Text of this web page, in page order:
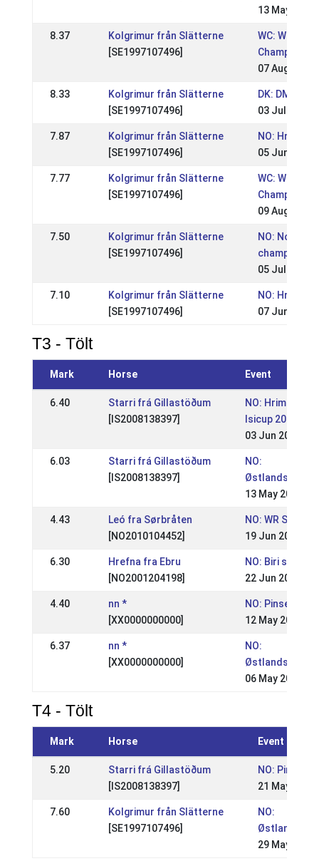
13 May 2012
8.37
Kolgrimur från Slätterne
[SE1997107496]
WC: World
07 Aug 2011
8.33
Kolgrimur från Slätterne
[SE1997107496]
DK: DM Rid
03 Jul 2011
7.87
Kolgrimur från Slätterne
[SE1997107496]
NO:
05 Jun 2011
7.77
Kolgrimur från Slätterne
[SE1997107496]
WC: World
09 Aug 2009
7.50
Kolgrimur från Slätterne
[SE1997107496]
NO:
05 Jul 2009
7.10
Kolgrimur från Slätterne
[SE1997107496]
NO:
07 Jun 2009
T3 - Tölt
Mark Horse Event
6.40
Starri frá Gillastöðum
[IS2008138397]
NO:
Isicup 2018
03 Jun 2018
6.03
Starri frá Gillastöðum
[IS2008138397]
NO:
13 May 2018
4.43
Leó fra Sørbråten
[NO2010104452]
NO: WR
19 Jun 2016
6.30
Hrefna fra Ebru
[NO2001204198]
NO: Biri stevnet
22 Jun 2008
4.40
nn *
[XX0000000000]
NO: Pinse
12 May 2008
6.37
nn *
[XX0000000000]
NO:
06 May 2007
T4 - Tölt
Mark Horse Event
5.20
Starri frá Gillastöðum
[IS2008138397]
NO:
21 May 2018
7.60
Kolgrimur från Slätterne
[SE1997107496]
NO:
29 May 2011